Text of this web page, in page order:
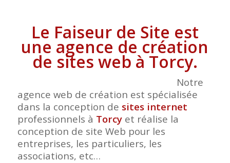
Le Faiseur de Site est
une agence de création
de sites web à Torcy.
Notre
agence web de création est spécialisée
dans la conception de sites internet
professionnels à Torcyet réalise la
conception de site Web pour les
entreprises, les particuliers, les
associations, etc…